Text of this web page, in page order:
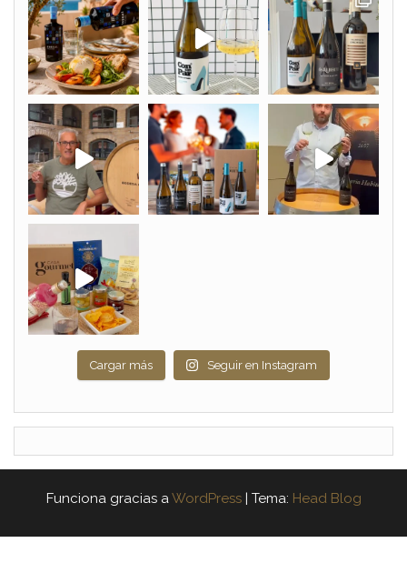
Cargar más Seguir en Instagram
Funciona gracias aWordPress | Tema: Head Blog